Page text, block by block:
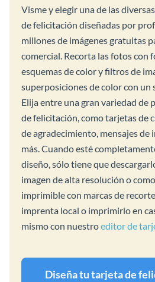
Visme y elegir una de las
de felicitación diseñadas por
millones de imágenes gratuitas
comercial. Recorta las fotos con
esquemas de color y filtros de
superposiciones de color con un
Elija entre una gran variedad de
de felicitación, como tarjetas de
de agradecimiento, mensajes de
más. Cuando esté
diseño, sólo tiene que
imagen de alta resolución o
imprimible con marcas de
imprenta local o imprimirlo en
mismo con nuestroeditor de
Diseña tu tarjeta de